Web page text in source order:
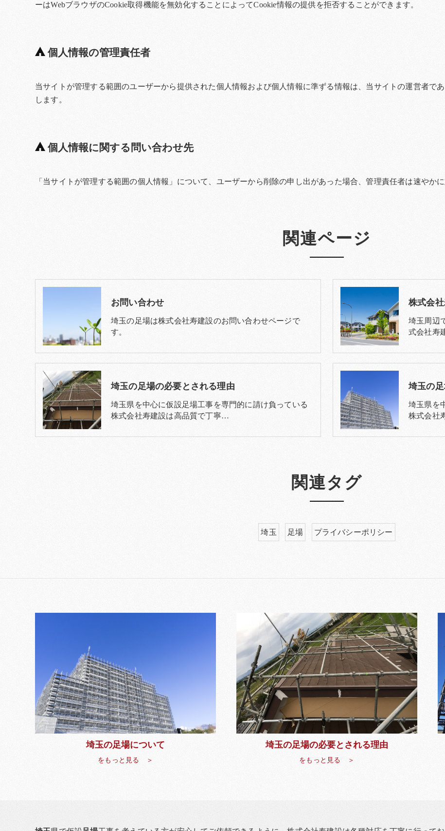
ーはWebブラウザのCookie取得機能を無効化することによってCookie情報の提供を拒否することができます。
個人情報の管理責任者
当サイトが管理する範囲のユーザーから提供された個人情報および個人情報に準ずる情報は、当サイトの運営者で
します。
個人情報に関する問い合わせ先
「当サイトが管理する範囲の個人情報」について、ユーザーから削除の申し出があった場合、管理責任者は速やかに
関連ページ
お問い合わせ
埼玉の足場は株式会社寿建設のお問い合わせページで
す。
株式会
埼玉周辺
式会社寿
埼玉の足場の必要とされる理由
埼玉県を中心に仮設足場工事を専門的に請け負っている
株式会社寿建設は高品質で丁寧…
埼玉の
埼玉県を
株式会社
関連タグ
埼玉 足場 プライバシーポリシー
埼玉の足場について
をもっと見る ＞
埼玉の足場の必要とされる理由
をもっと見る ＞